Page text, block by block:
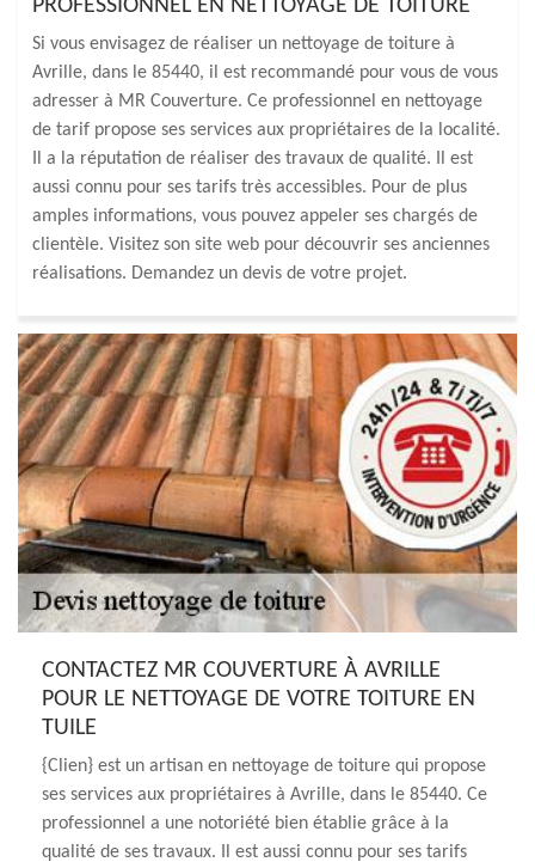
PROFESSIONNEL EN NETTOYAGE DE TOITURE
Si vous envisagez de réaliser un nettoyage de toiture à
Avrille, dans le 85440, il est recommandé pour vous de vous
adresser à MR Couverture. Ce professionnel en nettoyage
de tarif propose ses services aux propriétaires de la localité.
Il a la réputation de réaliser des travaux de qualité. Il est
aussi connu pour ses tarifs très accessibles. Pour de plus
amples informations, vous pouvez appeler ses chargés de
clientèle. Visitez son site web pour découvrir ses anciennes
réalisations. Demandez un devis de votre projet.
CONTACTEZ MR COUVERTURE À AVRILLE
POUR LE NETTOYAGE DE VOTRE TOITURE EN
TUILE
{Clien} est un artisan en nettoyage de toiture qui propose
ses services aux propriétaires à Avrille, dans le 85440. Ce
professionnel a une notoriété bien établie grâce à la
qualité de ses travaux. Il est aussi connu pour ses tarifs